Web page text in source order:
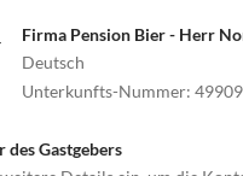
Firma Pension Bier - Herr
Deutsch
Unterkunfts-Nummer: 49909
des Gastgebers